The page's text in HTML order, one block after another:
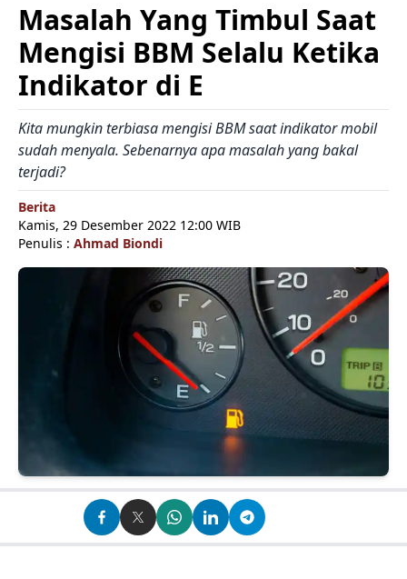
Masalah Yang Timbul Saat
Mengisi BBM Selalu Ketika
Indikator di E
Kita mungkin terbiasa mengisi BBM saat indikator mobil
sudah menyala. Sebenarnya apa masalah yang bakal
terjadi?
Berita
Kamis, 29 Desember 2022 12:00 WIB
Penulis : Ahmad Biondi